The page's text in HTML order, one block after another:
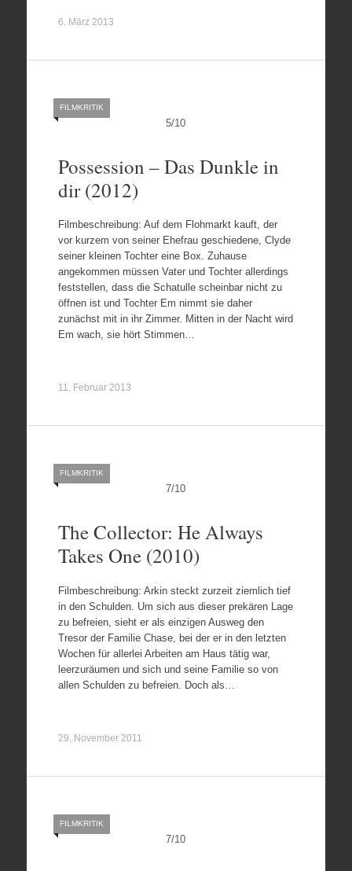
6. März 2013
5/10
FILMKRITIK
Possession – Das Dunkle in
dir (2012)
Filmbeschreibung: Auf dem Flohmarkt kauft, der
vor kurzem von seiner Ehefrau geschiedene, Clyde
seiner kleinen Tochter eine Box. Zuhause
angekommen müssen Vater und Tochter allerdings
feststellen, dass die Schatulle scheinbar nicht zu
öffnen ist und Tochter Em nimmt sie daher
zunächst mit in ihr Zimmer. Mitten in der Nacht wird
Em wach, sie hört Stimmen…
11. Februar 2013
7/10
FILMKRITIK
The Collector: He Always
Takes One (2010)
Filmbeschreibung: Arkin steckt zurzeit ziemlich tief
in den Schulden. Um sich aus dieser prekären Lage
zu befreien, sieht er als einzigen Ausweg den
Tresor der Familie Chase, bei der er in den letzten
Wochen für allerlei Arbeiten am Haus tätig war,
leerzuräumen und sich und seine Familie so von
allen Schulden zu befreien. Doch als…
29. November 2011
7/10
FILMKRITIK